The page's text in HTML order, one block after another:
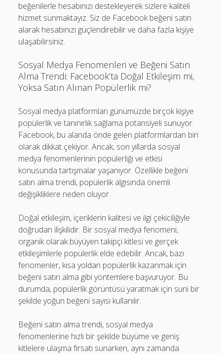
beğenilerle hesabınızı destekleyerek sizlere kaliteli
hizmet sunmaktayız. Siz de Facebook beğeni satın
alarak hesabınızı güçlendirebilir ve daha fazla kişiye
ulaşabilirsiniz.
Sosyal Medya Fenomenleri ve Beğeni Satın
Alma Trendi: Facebook’ta Doğal Etkileşim mi,
Yoksa Satın Alınan Popülerlik mi?
Sosyal medya platformları günümüzde birçok kişiye
popülerlik ve tanınırlık sağlama potansiyeli sunuyor.
Facebook, bu alanda önde gelen platformlardan biri
olarak dikkat çekiyor. Ancak, son yıllarda sosyal
medya fenomenlerinin popülerliği ve etkisi
konusunda tartışmalar yaşanıyor. Özellikle beğeni
satın alma trendi, popülerlik algısında önemli
değişikliklere neden oluyor.
Doğal etkileşim, içeriklerin kalitesi ve ilgi çekiciliğiyle
doğrudan ilişkilidir. Bir sosyal medya fenomeni,
organik olarak büyüyen takipçi kitlesi ve gerçek
etkileşimlerle popülerlik elde edebilir. Ancak, bazı
fenomenler, kısa yoldan popülerlik kazanmak için
beğeni satın alma gibi yöntemlere başvuruyor. Bu
durumda, popülerlik görüntüsü yaratmak için suni bir
şekilde yoğun beğeni sayısı kullanılır.
Beğeni satın alma trendi, sosyal medya
fenomenlerine hızlı bir şekilde büyüme ve geniş
kitlelere ulaşma fırsatı sunarken, aynı zamanda